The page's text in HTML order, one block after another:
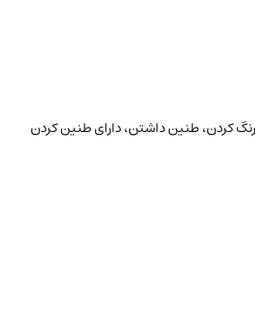
کردن، طنین داشتن، دارای طنین کردن